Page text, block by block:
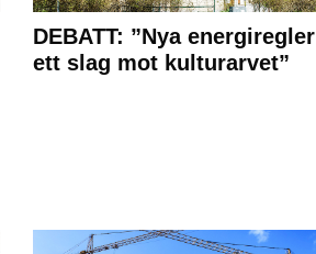
DEBATT: ”Nya energiregler
ett slag mot kulturarvet”